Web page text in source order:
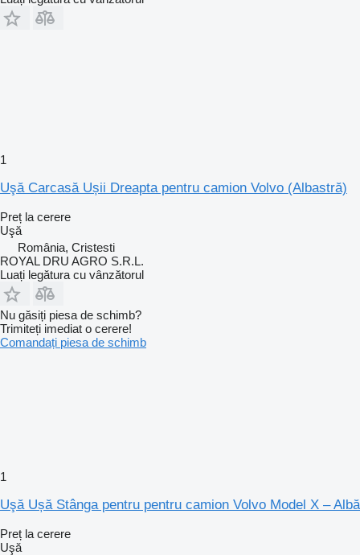
1
Uşă Carcasă Ușii Dreapta pentru camion Volvo (Albastră)
Preț la cerere
Uşă
România, Cristesti
ROYAL DRU AGRO S.R.L.
Luați legătura cu vânzătorul
Nu găsiți piesa de schimb?
Trimiteți imediat o cerere!
Comandați piesa de schimb
1
Uşă Ușă Stânga pentru pentru camion Volvo Model X – Albă
Preț la cerere
Uşă